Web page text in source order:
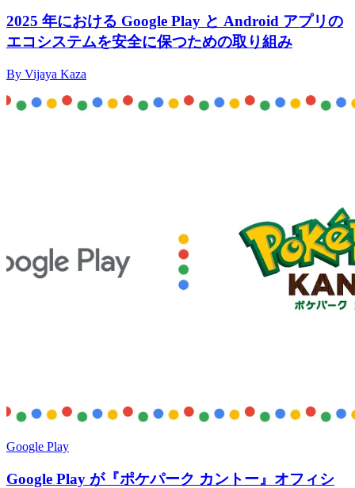
2025 年における Google Play と Android アプリの
エコシステムを安全に保つための取り組み
By Vijaya Kaza
Google Play
Google Play が『ポケパーク カントー』オフィシ